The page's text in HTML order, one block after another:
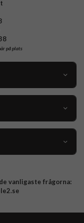
på plats
vanligaste frågorna: